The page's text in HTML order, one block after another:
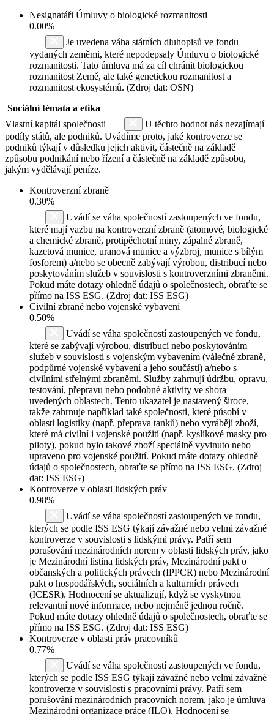
Nesignatáři Úmluvy o biologické rozmanitosti
0.00%
Je uvedena váha státních dluhopisů ve fondu
vydaných zeměmi, které nepodepsaly Úmluvu o biologické
rozmanitosti. Tato úmluva má za cíl chránit biologickou
rozmanitost Země, ale také genetickou rozmanitost a
rozmanitost ekosystémů. (Zdroj dat: OSN)
Sociální témata a etika
Vlastní kapitál společnosti
U těchto hodnot nás nezajímají
podíly států, ale podniků. Uvádíme proto, jaké kontroverze se
podniků týkají v důsledku jejich aktivit, částečně na základě
způsobu podnikání nebo řízení a částečně na základě způsobu,
jakým vydělávají peníze.
Kontroverzní zbraně
0.30%
Uvádí se váha společností zastoupených ve fondu,
které mají vazbu na kontroverzní zbraně (atomové, biologické
a chemické zbraně, protipěchotní miny, zápalné zbraně,
kazetová munice, uranová munice a výzbroj, munice s bílým
fosforem) a/nebo se obecně zabývají výrobou, distribucí nebo
poskytováním služeb v souvislosti s kontroverzními zbraněmi.
Pokud máte dotazy ohledně údajů o společnostech, obraťte se
přímo na ISS ESG. (Zdroj dat: ISS ESG)
Civilní zbraně nebo vojenské vybavení
0.50%
Uvádí se váha společností zastoupených ve fondu,
které se zabývají výrobou, distribucí nebo poskytováním
služeb v souvislosti s vojenským vybavením (válečné zbraně,
podpůrné vojenské vybavení a jeho součásti) a/nebo s
civilními střelnými zbraněmi. Služby zahrnují údržbu, opravu,
testování, přepravu nebo podobné aktivity ve shora
uvedených oblastech. Tento ukazatel je nastavený široce,
takže zahrnuje například také společnosti, které působí v
oblasti logistiky (např. přeprava tanků) nebo vyrábějí zboží,
které má civilní i vojenské použití (např. kyslíkové masky pro
piloty), pokud bylo takové zboží speciálně vyvinuto nebo
upraveno pro vojenské použití. Pokud máte dotazy ohledně
údajů o společnostech, obraťte se přímo na ISS ESG. (Zdroj
dat: ISS ESG)
Kontroverze v oblasti lidských práv
0.98%
Uvádí se váha společností zastoupených ve fondu,
kterých se podle ISS ESG týkají závažné nebo velmi závažné
kontroverze v souvislosti s lidskými právy. Patří sem
porušování mezinárodních norem v oblasti lidských práv, jako
je Mezinárodní listina lidských práv, Mezinárodní pakt o
občanských a politických právech (IPPCR) nebo Mezinárodní
pakt o hospodářských, sociálních a kulturních právech
(ICESR). Hodnocení se aktualizují, když se vyskytnou
relevantní nové informace, nebo nejméně jednou ročně.
Pokud máte dotazy ohledně údajů o společnostech, obraťte se
přímo na ISS ESG. (Zdroj dat: ISS ESG)
Kontroverze v oblasti práv pracovníků
0.77%
Uvádí se váha společností zastoupených ve fondu,
kterých se podle ISS ESG týkají závažné nebo velmi závažné
kontroverze v souvislosti s pracovními právy. Patří sem
porušování mezinárodních pracovních norem, jako je úmluva
Mezinárodní organizace práce (ILO). Hodnocení se